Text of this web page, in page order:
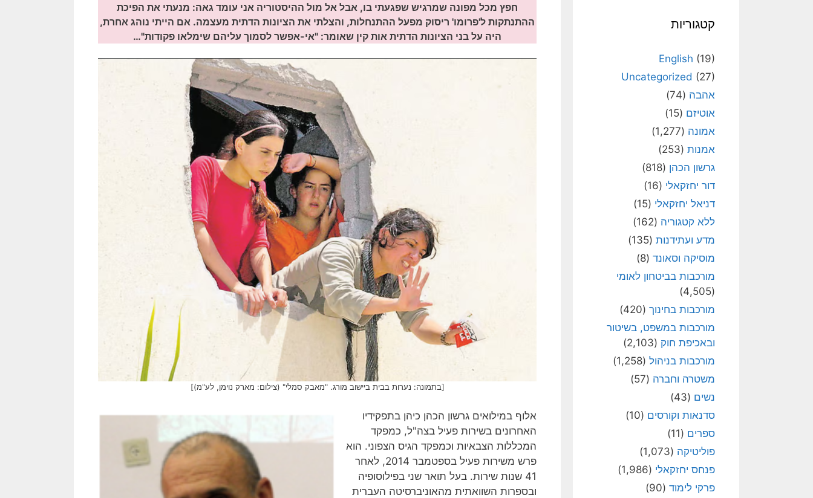
חפץ מכל מפונה שמרגיש שפגעתי בו, אבל אל מול ההיסטוריה אני עומד גאה: מנעתי את הפיכת
ההתנתקות ל'פרומו' ריסוק מפעל ההתנחלות, והצלתי את הציונות הדתית מעצמה. אם הייתי נוהג אחרת,
היה על בני הציונות הדתית אות קין שאומר: "אי-אפשר לסמוך עליהם שימלאו פקודות"…
[בתמונה: נערות בבית ביישוב מורג. "מאבק סמלי" (צילום: מארק נוימן, לע"מ)]
אלוף במילואים גרשון הכהן כיהן בתפקידיו
האחרונים בשירות פעיל בצה"ל, כמפקד
המכללות הצבאיות וכמפקד הגיס הצפוני. הוא
פרש משירות פעיל בספטמבר 2014, לאחר
41 שנות שירות‏. בעל תואר שני בפילוסופיה
ובספרות השוואתית מהאוניברסיטה העברית
קטגוריות
English (19)
Uncategorized (27)
אהבה (74)
אוטיזם (15)
אמונה (1,277)
אמנות (253)
גרשון הכהן (818)
דור יחזקאלי (16)
דניאל יחזקאלי (15)
ללא קטגוריה (162)
מדע ועתידנות (135)
מוסיקה וסאונד (8)
מורכבות בביטחון לאומי
(4,505)
מורכבות בחינוך (420)
מורכבות במשפט, בשיטור
ובאכיפת חוק (2,103)
מורכבות בניהול (1,258)
משטרה וחברה (57)
נשים (43)
סדנאות וקורסים (10)
ספרים (11)
פוליטיקה (1,073)
פנחס יחזקאלי (1,986)
פרקי לימוד (90)